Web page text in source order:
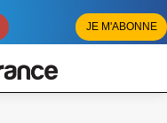
JE M'ABONNE